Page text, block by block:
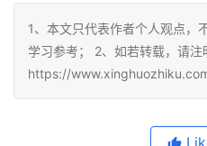
1、本文只代表作者个人观点，
学习参考； 2、如若转载，请注
https://